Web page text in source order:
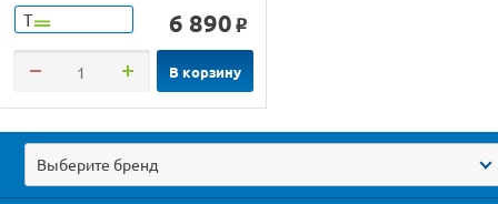
Т 6 890 o
В корзину
Выберите бренд